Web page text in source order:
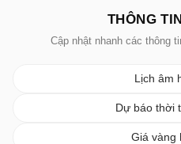
THÔNG
Cập nhật nhanh các thông
Lịch âm
Dự báo thời
Giá vàng